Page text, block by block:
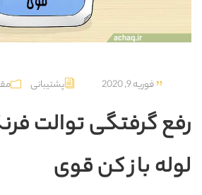
فوریه 9, 2020 پشتیبانی
رفع گرفتگی توالت
لوله باز کن قوی